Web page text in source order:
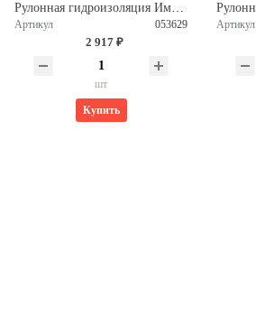
Рулонная гидроизоляция Импер Гарант ТПП Н 3,5 (10м2) 053629
Артикул 053629
2 917 ₽
шт
Купить
Артикул